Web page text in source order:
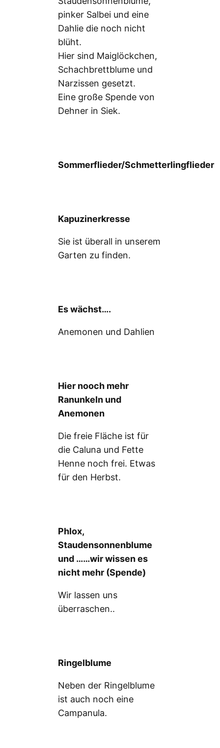
pinker Salbei und eine
Dahlie die noch nicht
blüht.
Hier sind Maiglöckchen,
Schachbrettblume und
Narzissen gesetzt.
Eine große Spende von
Dehner in Siek.
Sommerflieder/Schmetterlingflieder
Kapuzinerkresse
Sie ist überall in unserem
Garten zu finden.
Es wächst….
Anemonen und Dahlien
Hier nooch mehr
Ranunkeln und
Anemonen
Die freie Fläche ist für
die Caluna und Fette
Henne noch frei. Etwas
für den Herbst.
Phlox,
Staudensonnenblume
und ……wir wissen es
nicht mehr (Spende)
Wir lassen uns
überraschen..
Ringelblume
Neben der Ringelblume
ist auch noch eine
Campanula.